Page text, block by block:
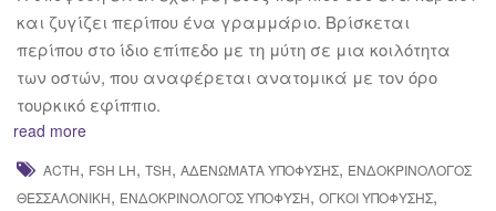
και ζυγίζει περίπου ένα γραμμάριο. Βρίσκεται
περίπου στο ίδιο επίπεδο με τη μύτη σε μια κοιλότητα
των οστών, που αναφέρεται ανατομικά με τον όρο
τουρκικό εφίππιο.
read more
ACTH, FSH LH, TSH, ΑΔΕΝΏΜΑΤΑ ΥΠΌΦΥΣΗΣ, ΕΝΔΟΚΡΙΝΟΛΌΓΟΣ
ΘΕΣΣΑΛΟΝΊΚΗ, ΕΝΔΟΚΡΙΝΟΛΌΓΟΣ ΥΠΌΦΥΣΗ, ΌΓΚΟΙ ΥΠΌΦΥΣΗΣ,